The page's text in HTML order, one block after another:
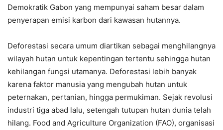
Demokratik Gabon yang mempunyai saham besar dalam
penyerapan emisi karbon dari kawasan hutannya.
Deforestasi secara umum diartikan sebagai menghilangnya
wilayah hutan untuk kepentingan tertentu sehingga hutan
kehilangan fungsi utamanya. Deforestasi lebih banyak
karena faktor manusia yang mengubah hutan untuk
peternakan, pertanian, hingga permukiman. Sejak revolusi
industri tiga abad lalu, setengah tutupan hutan dunia telah
hilang. Food and Agriculture Organization (FAO), organisasi